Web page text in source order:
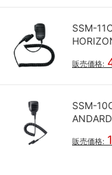
SSM-
販売価格:
SSM-
販売価格: